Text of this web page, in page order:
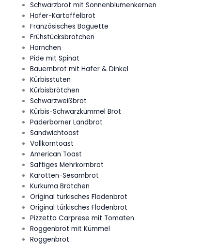
Schwarzbrot mit Sonnenblumenkernen
Hafer-Kartoffelbrot
Französisches Baguette
Frühstücksbrötchen
Hörnchen
Pide mit Spinat
Bauernbrot mit Hafer & Dinkel
Kürbisstuten
Kürbisbrötchen
Schwarzweißbrot
Kürbis-Schwarzkümmel Brot
Paderborner Landbrot
Sandwichtoast
Vollkorntoast
American Toast
Saftiges Mehrkornbrot
Karotten-Sesambrot
Kurkuma Brötchen
Original türkisches Fladenbrot
Original türkisches Fladenbrot
Pizzetta Carprese mit Tomaten
Roggenbrot mit Kümmel
Roggenbrot